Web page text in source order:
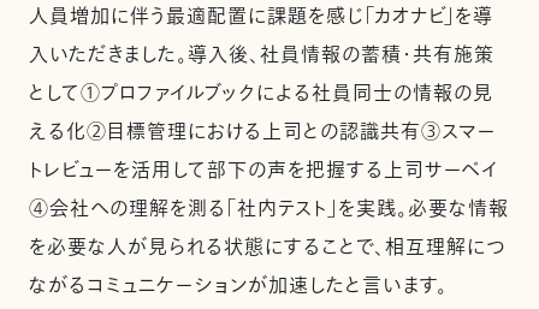
人員増加に伴う最適配置に課題を感じ「カオナビ」を導
入いただきました。導入後、社員情報の蓄積・共有施策
として①プロファイルブックによる社員同士の情報の見
える化②目標管理における上司との認識共有③スマー
トレビューを活用して部下の声を把握する上司サーベイ
④会社への理解を測る「社内テスト」を実践。必要な情報
を必要な人が見られる状態にすることで、相互理解につ
ながるコミュニケーションが加速したと言います。